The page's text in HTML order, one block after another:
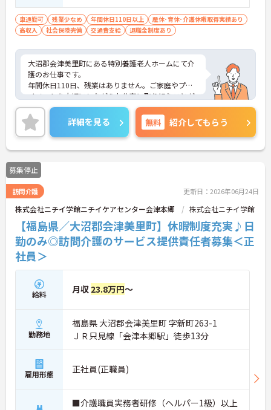
車通勤可 残業少なめ 年間休日110日以上
産休･育休･介護休暇取得実績あり
高収入
社会保険完備 交通費支給 退職金制度あり
大沼郡会津美里町にある特別養護老人ホームにて介
護のお仕事です。
年間休日110日、残業はありません。ご家庭やプラ
イベートを大切にしながらお仕事に取り組むことが
できます！
ご興味がある方は是非一度マイナビまでお問い合わ
せください。さらに詳細などお伝えします！
詳細を見る 無料 紹介してもらう
募集停止
訪問介護 更新日：2026年06月24日
株式会社ニチイ学館ニチイケアセンター会津本郷 株式会社ニチイ学館
【福島県／大沼郡会津美里町】休暇制度充実♪日
勤のみ◎訪問介護のサービス提供責任者募集＜正
社員＞
給料 月収 23.8万円～
勤務地
福島県 大沼郡会津美里町 字新町263-1
ＪＲ只見線「会津本郷駅」徒歩13分
雇用形態 正社員(正職員)
■介護職員実務者研修（ヘルパー1級）以上